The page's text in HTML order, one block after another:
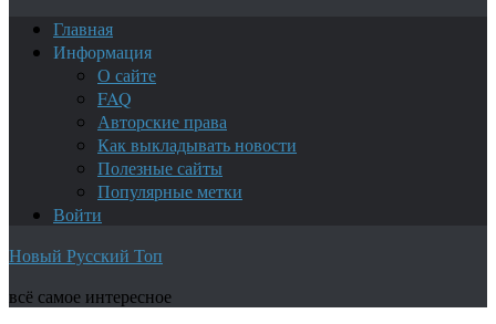
Главная
Информация
О сайте
FAQ
Авторские права
Как выкладывать новости
Полезные сайты
Популярные метки
Войти
Новый Русский Топ
всё самое интересное